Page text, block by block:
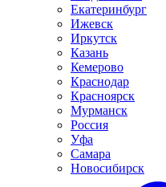
Екатеринбург
Ижевск
Иркутск
Казань
Кемерово
Краснодар
Красноярск
Мурманск
Россия
Уфа
Самара
Новосибирск